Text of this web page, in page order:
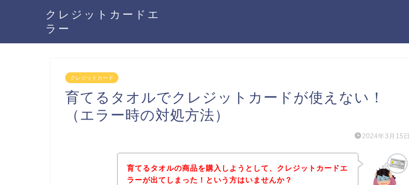
クレジットカードエ
ラー
クレジットカード
育てるタオルでクレジットカードが使えない！
（エラー時の対処方法）
2024年3月15日
育てるタオルの商品を購入しようとして、クレジットカードエ
ラーが出てしまった！という方はいませんか？